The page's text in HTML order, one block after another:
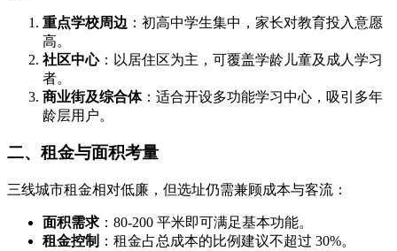
重点学校周边 ：初高中学生集中，家长对教育投入意愿
高。
社区中心：以居住区为主，可覆盖学龄儿童及成人学习
者。
商业街及综合体：适合开设多功能学习中心，吸引多年
龄层用户。
二、租金与面积考量
三线城市租金相对低廉，但选址仍需兼顾成本与客流：
面积需求 ：80-200 平米即可满足基本功能。
租金控制 ：租金占总成本的比例建议不超过 30%。